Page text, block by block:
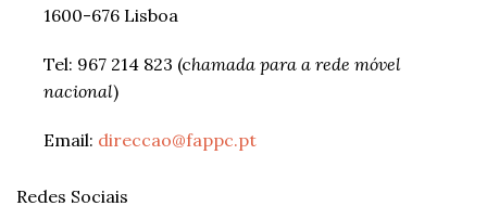
1600-676 Lisboa
Tel: 967 214 823 (chamada para a rede móvel
nacional)
Email: direccao@fappc.pt
Redes Sociais